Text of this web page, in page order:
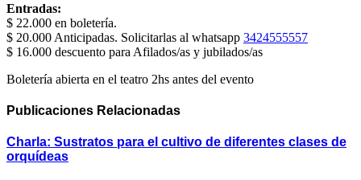
Entradas:
$ 22.000 en boletería.
$ 20.000 Anticipadas. Solicitarlas al whatsapp 3424555557
$ 16.000 descuento para Afilados/as y jubilados/as
Boletería abierta en el teatro 2hs antes del evento
Publicaciones Relacionadas
Charla: Sustratos para el cultivo de diferentes clases de
orquídeas